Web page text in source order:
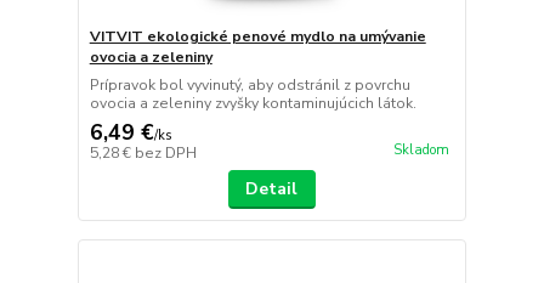
VITVIT ekologické penové mydlo na umývanie
ovocia a zeleniny
Prípravok bol vyvinutý, aby odstránil z povrchu
ovocia a zeleniny zvyšky kontaminujúcich látok.
6,49 €/ks
5,28 € bez DPH Skladom
Detail